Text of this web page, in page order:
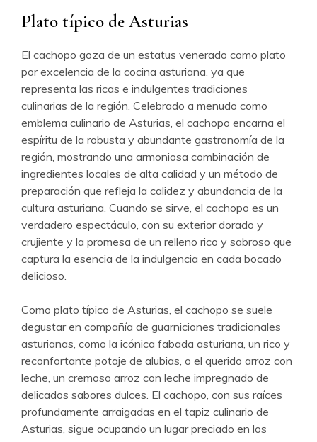
Plato típico de Asturias
El cachopo goza de un estatus venerado como plato
por excelencia de la cocina asturiana, ya que
representa las ricas e indulgentes tradiciones
culinarias de la región. Celebrado a menudo como
emblema culinario de Asturias, el cachopo encarna el
espíritu de la robusta y abundante gastronomía de la
región, mostrando una armoniosa combinación de
ingredientes locales de alta calidad y un método de
preparación que refleja la calidez y abundancia de la
cultura asturiana. Cuando se sirve, el cachopo es un
verdadero espectáculo, con su exterior dorado y
crujiente y la promesa de un relleno rico y sabroso que
captura la esencia de la indulgencia en cada bocado
delicioso.
Como plato típico de Asturias, el cachopo se suele
degustar en compañía de guarniciones tradicionales
asturianas, como la icónica fabada asturiana, un rico y
reconfortante potaje de alubias, o el querido arroz con
leche, un cremoso arroz con leche impregnado de
delicados sabores dulces. El cachopo, con sus raíces
profundamente arraigadas en el tapiz culinario de
Asturias, sigue ocupando un lugar preciado en los